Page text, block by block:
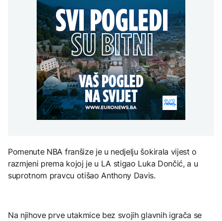
osvježenje, a onda
ponovo velike vrućine
AKTUELNO
Sladić najavio promjenu
vremena: Subota donosi
osvježenje, a onda
ponovo velike vrućine
Macut najavio dodatne
mjere za ublažavanje
posljedica toplotnog
talasa
Arabija i Pakistan
potpisali vojni sporazum
AKTUELNO
Poremećaji u Hormuzu:
Promet prepolovljen
uprkos smirivanju
sukoba SAD-a i Irana
miliona dolara
KULTURA
Rat i pijesak prijete
drevnim piramidama
Meroe u Sudanu
albumu
Pomenute NBA franšize je u nedjelju šokirala vijest o
razmjeni prema kojoj je u LA stigao Luka Dončić, a u
suprotnom pravcu otišao Anthony Davis.
Na njihove prve utakmice bez svojih glavnih igrača se